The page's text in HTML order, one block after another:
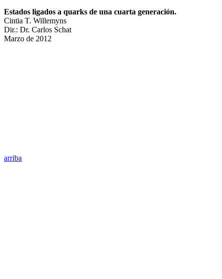
Estados ligados a quarks de una cuarta generación.
Cintia T. Willemyns
Dir.: Dr. Carlos Schat
Marzo de 2012
arriba